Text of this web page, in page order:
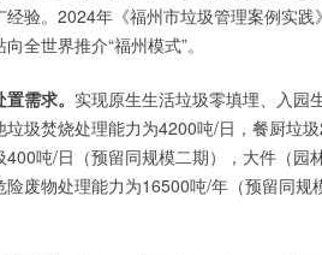
验。2024年《福州市垃圾管理案例实践
全世界推介“福州模式”。
需求。 实现原生生活垃圾零填埋、入园
圾焚烧处理能力为4200吨/日，餐厨垃
400吨/日（预留同规模二期），大件（园
废物处理能力为16500吨/年（预留同规